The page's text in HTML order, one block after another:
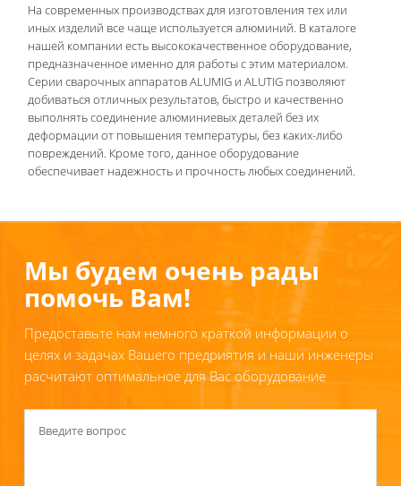
На современных производствах для изготовления тех или
иных изделий все чаще используется алюминий. В каталоге
нашей компании есть высококачественное оборудование,
предназначенное именно для работы с этим материалом.
Серии сварочных аппаратов ALUMIG и ALUTIG позволяют
добиваться отличных результатов, быстро и качественно
выполнять соединение алюминиевых деталей без их
деформации от повышения температуры, без каких-либо
повреждений. Кроме того, данное оборудование
обеспечивает надежность и прочность любых соединений.
Мы будем очень рады
помочь Вам!
Предоставьте нам немного краткой информации о
целях и задачах Вашего предриятия и наши инженеры
расчитают оптимальное для Вас оборудование